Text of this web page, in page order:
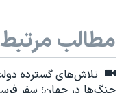
مطالب مرتبط
تلاش‌های گسترده